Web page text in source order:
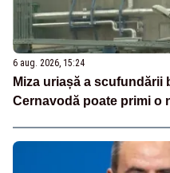
6 aug. 2026, 15:24
Miza uriașă a scufundării
Cernavodă poate primi o